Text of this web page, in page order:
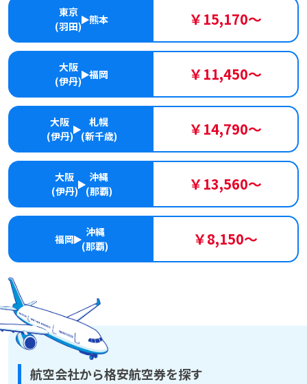
東京
(羽田)
熊本 ￥15,170～
大阪
(伊丹)
福岡 ￥11,450～
大阪
(伊丹)
札幌
(新千歳)
￥14,790～
大阪
(伊丹)
沖縄
(那覇)
￥13,560～
福岡
沖縄
(那覇)
￥8,150～
航空会社から格安航空券を探す